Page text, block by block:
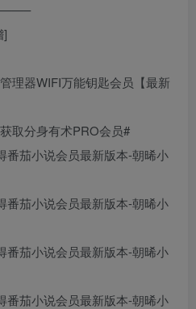
]
理器WIFI万能钥匙会员【最新
取分身有术PRO会员#